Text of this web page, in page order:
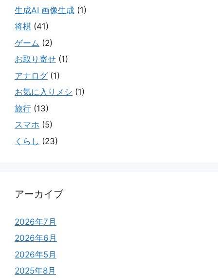
生成AI 画像生成 (1)
将棋 (41)
ゲーム (2)
お取り寄せ (1)
アナログ(1)
お気に入りメシ (1)
旅行 (13)
スマホ (5)
くらし (23)
アーカイブ
2026年7月
2026年6月
2026年5月
2025年8月